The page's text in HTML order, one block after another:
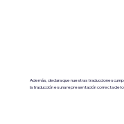
Además, declara que nuestras traducciones
la traducción es una representación correcta del